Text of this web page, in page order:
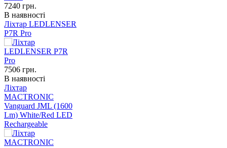
7240 грн.
В наявності
Ліхтар LEDLENSER
P7R Pro
7506 грн.
В наявності
Ліхтар
MACTRONIC
Vanguard JML (1600
Lm) White/Red LED
Rechargeable